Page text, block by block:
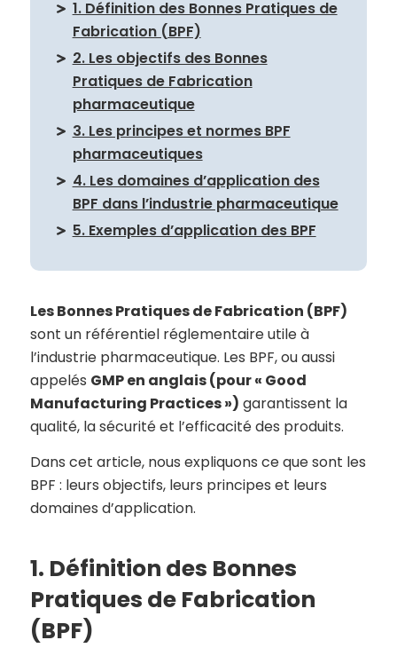
1. Définition des Bonnes Pratiques de
Fabrication (BPF)
2. Les objectifs des Bonnes
Pratiques de Fabrication
pharmaceutique
3. Les principes et normes BPF
pharmaceutiques
4. Les domaines d’application des
BPF dans l’industrie pharmaceutique
5. Exemples d’application des BPF
Les Bonnes Pratiques de Fabrication (BPF)
sont un référentiel réglementaire utile à
l’industrie pharmaceutique. Les BPF, ou aussi
appelés GMP en anglais (pour « Good
Manufacturing Practices ») garantissent la
qualité, la sécurité et l’efficacité des produits.
Dans cet article, nous expliquons ce que sont les
BPF : leurs objectifs, leurs principes et leurs
domaines d’application.
1. Définition des Bonnes
Pratiques de Fabrication
(BPF)